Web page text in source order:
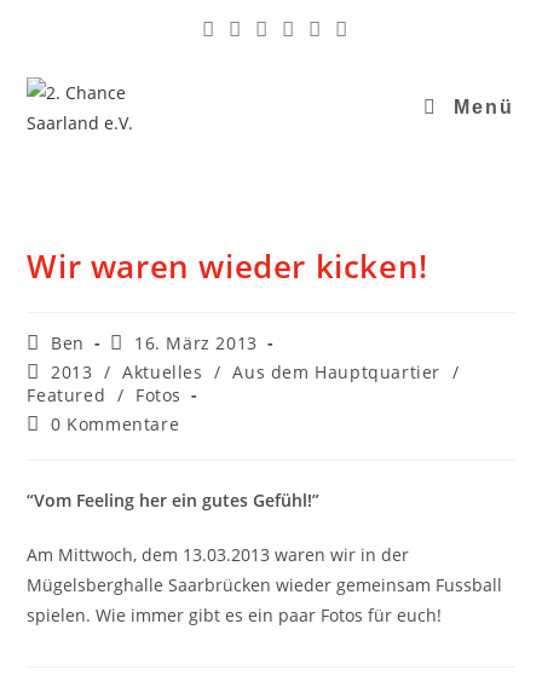
Menü
Wir waren wieder kicken!
Ben
16. März 2013
2013 / Aktuelles / Aus dem Hauptquartier /
Featured / Fotos
0 Kommentare
“Vom Feeling her ein gutes Gefühl!”
Am Mittwoch, dem 13.03.2013 waren wir in der
Mügelsberghalle Saarbrücken wieder gemeinsam Fussball
spielen. Wie immer gibt es ein paar Fotos für euch!